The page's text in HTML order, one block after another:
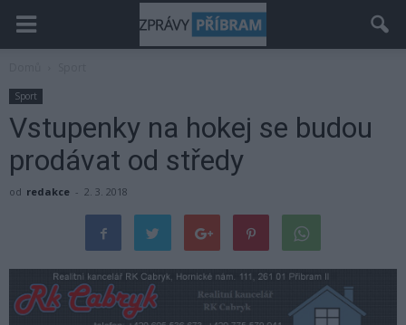
Sport
Vstupenky na hokej se budou
prodávat od středy
od redakce - 2. 3. 2018